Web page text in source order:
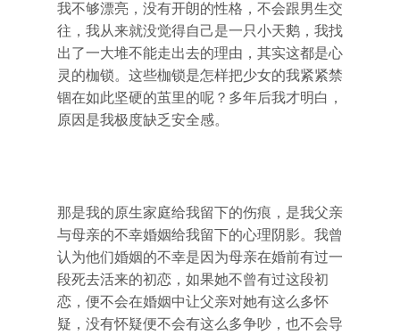
我不够漂亮，没有开朗的性格，不会跟男生交
往，我从来就没觉得自己是一只小天鹅，我找
出了一大堆不能走出去的理由，其实这都是心
灵的枷锁。这些枷锁是怎样把少女的我紧紧禁
锢在如此坚硬的茧里的呢？多年后我才明白，
原因是我极度缺乏安全感。
那是我的原生家庭给我留下的伤痕，是我父亲
与母亲的不幸婚姻给我留下的心理阴影。我曾
认为他们婚姻的不幸是因为母亲在婚前有过一
段死去活来的初恋，如果她不曾有过这段初
恋，便不会在婚姻中让父亲对她有这么多怀
疑，没有怀疑便不会有这么多争吵，也不会导